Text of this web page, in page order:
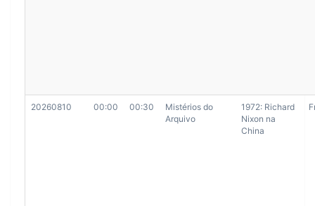
20260810 00:00 00:30
Mistérios do
Arquivo
1972: Richard
Nixon na
China